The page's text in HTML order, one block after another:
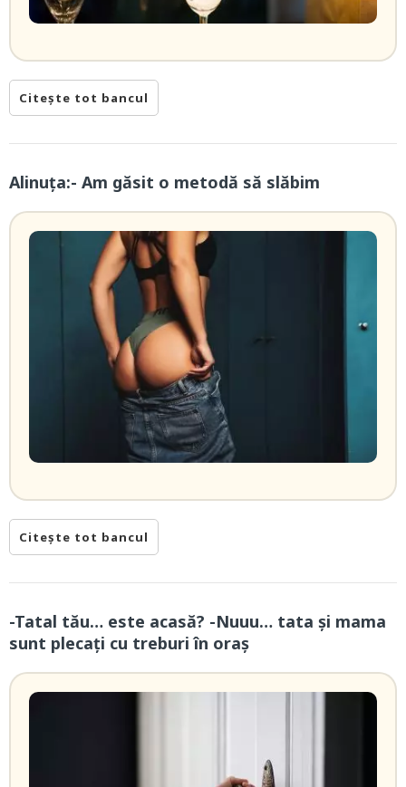
Citește tot bancul
Alinuța:- Am găsit o metodă să slăbim
Citește tot bancul
-Tatal tău… este acasă? -Nuuu… tata și mama
sunt plecați cu treburi în oraș